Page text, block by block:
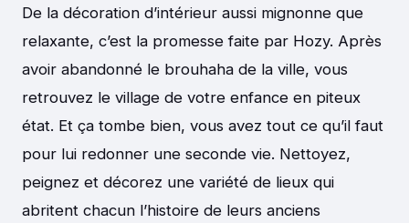
De la décoration d’intérieur aussi mignonne que
relaxante, c’est la promesse faite par Hozy. Après
avoir abandonné le brouhaha de la ville, vous
retrouvez le village de votre enfance en piteux
état. Et ça tombe bien, vous avez tout ce qu’il faut
pour lui redonner une seconde vie. Nettoyez,
peignez et décorez une variété de lieux qui
abritent chacun l’histoire de leurs anciens